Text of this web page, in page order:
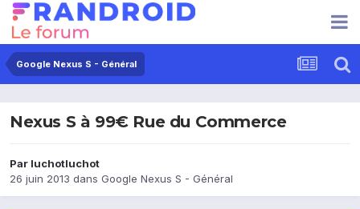
Google Nexus S - Général
Nexus S à 99€ Rue du Commerce
Par luchotluchot
26 juin 2013 dans Google Nexus S - Général